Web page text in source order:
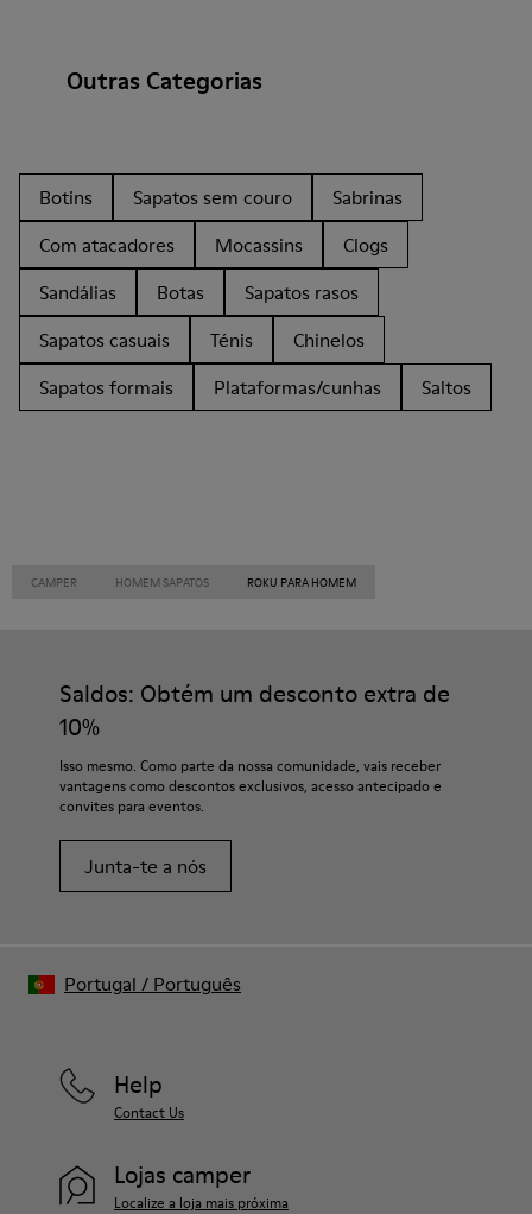
Outras Categorias
Botins Sapatos sem couro
Sabrinas
Com atacadores
Mocassins
Clogs
Sandálias
Botas
Sapatos rasos
Sapatos casuais
Ténis
Chinelos
Sapatos formais
Plataformas/cunhas Saltos
CAMPER HOMEM SAPATOS ROKU PARA HOMEM
Saldos: Obtém um desconto extra de
10%
Isso mesmo. Como parte da nossa comunidade, vais receber
vantagens como descontos exclusivos, acesso antecipado e
convites para eventos.
Junta-te a nós
Help
Contact Us
Lojas camper
Localize a loja mais próxima
Portugal / Português